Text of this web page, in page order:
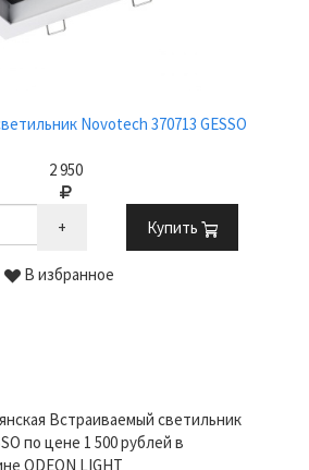
Novotech 370713 GESSO
2 950
+ Купить
В избранное
Встраиваемый светильник
по цене 1 500 рублей в
ODEON LIGHT